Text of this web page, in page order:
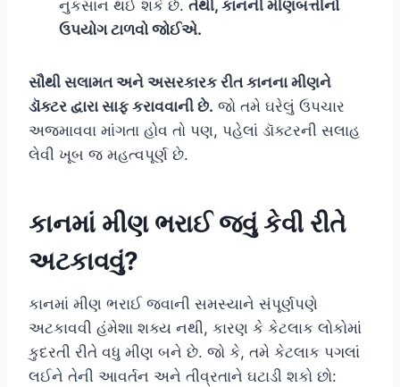
નુકસાન થઈ શકે છે. તેથી, કાનની મીણબત્તીનો
ઉપયોગ ટાળવો જોઈએ.
સૌથી સલામત અને અસરકારક રીત કાનના મીણને
ડૉક્ટર દ્વારા સાફ કરાવવાની છે. જો તમે ઘરેલું ઉપચાર
અજમાવવા માંગતા હોવ તો પણ, પહેલાં ડૉક્ટરની સલાહ
લેવી ખૂબ જ મહત્વપૂર્ણ છે.
કાનમાં મીણ ભરાઈ જવું કેવી રીતે
અટકાવવું?
કાનમાં મીણ ભરાઈ જવાની સમસ્યાને સંપૂર્ણપણે
અટકાવવી હંમેશા શક્ય નથી, કારણ કે કેટલાક લોકોમાં
કુદરતી રીતે વધુ મીણ બને છે. જો કે, તમે કેટલાક પગલાં
લઈને તેની આવર્તન અને તીવ્રતાને ઘટાડી શકો છો: